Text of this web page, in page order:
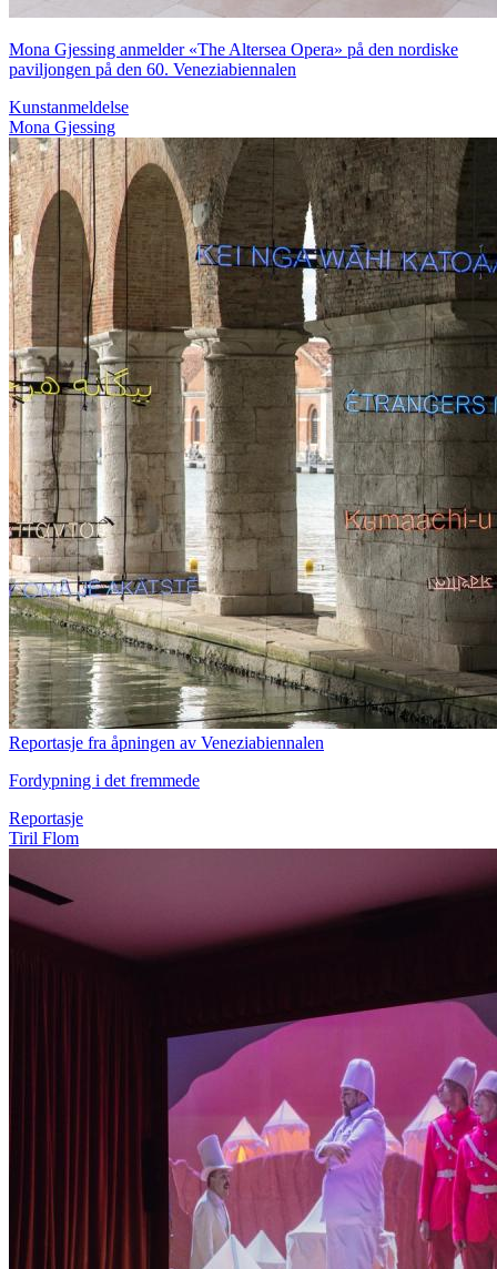
Mona Gjessing anmelder «The Altersea Opera» på den nordiske
paviljongen på den 60. Veneziabiennalen
Kunstanmeldelse
Mona Gjessing
Reportasje fra åpningen av Veneziabiennalen
Fordypning i det fremmede
Reportasje
Tiril Flom